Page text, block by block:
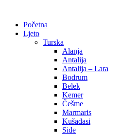
Početna
Ljeto
Turska
Alanja
Antalija
Antalija – Lara
Bodrum
Belek
Kemer
Češme
Marmaris
Kušadasi
Side